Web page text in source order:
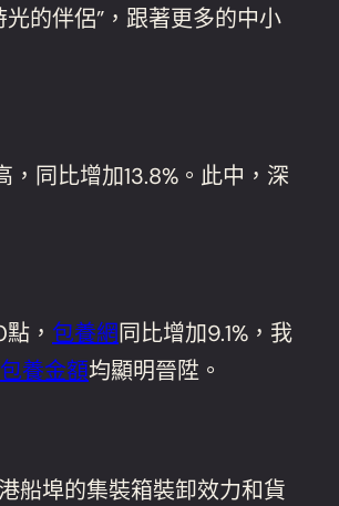
的伴侶”，跟著更多的中小
同比增加13.8%。此中，深
， 包養網同比增加9.1%，我
包養金額均顯明晉陞。
船埠的集裝箱裝卸效力和貨